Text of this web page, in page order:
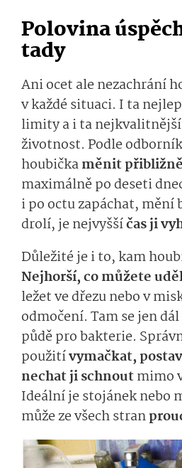
Polovina
tady
Ani ocet ale nezachrání
v každé situaci. I ta
limity a i ta
životnost. Podle
houbičkaměnit
maximálně po deseti
i po octu zapáchat, mění
drolí, je nejvyššíčas ji
Důležité je i to, kam
Nejhorší, co můžete
ležet ve dřezu nebo v
odmočení. Tam se jen
půdě pro bakterie.
použitívymačkat,
nechat ji schnoutmimo
Ideální je stojánek nebo
může ze všech stran